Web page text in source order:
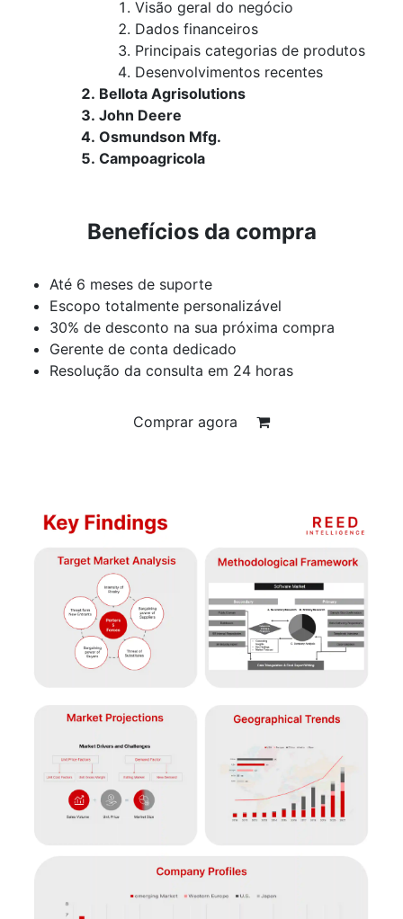
Visão geral do negócio
Dados financeiros
Principais categorias de produtos
Desenvolvimentos recentes
Bellota Agrisolutions
John Deere
Osmundson Mfg.
Campoagricola
Benefícios da compra
Até 6 meses de suporte
Escopo totalmente personalizável
30% de desconto na sua próxima compra
Gerente de conta dedicado
Resolução da consulta em 24 horas
Comprar agora